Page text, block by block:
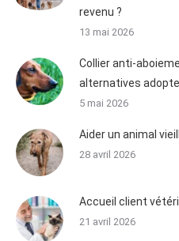
revenu ?
13 mai 2026
Collier anti-
alternatives
5 mai 2026
Aider un animal
28 avril 2026
Accueil client
21 avril 2026